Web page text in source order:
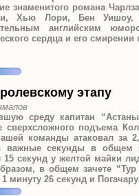
знаменитого романа
Хью Лори, Бен Уишоу,
английским
сердца и его
этапу
среду капитан
сверхсложного подъема
команды атаковал за
важные секунды в общем
15 секунд у желтой майки
в общем зачете
1 минуту 26 секунд и